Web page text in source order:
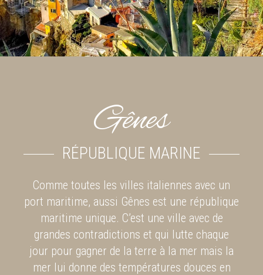
Gênes
RÉPUBLIQUE MARINE
Comme toutes les villes italiennes avec un
port maritime, aussi Gênes est une république
maritime unique. C’est une ville avec de
grandes contradictions et qui lutte chaque
jour pour gagner de la terre à la mer mais la
mer lui donne des températures douces en